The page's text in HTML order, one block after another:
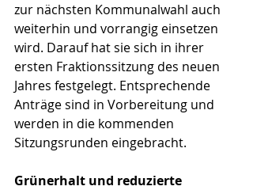
zur nächsten Kommunalwahl auch
weiterhin und vorrangig einsetzen
wird. Darauf hat sie sich in ihrer
ersten Fraktionssitzung des neuen
Jahres festgelegt. Entsprechende
Anträge sind in Vorbereitung und
werden in die kommenden
Sitzungsrunden eingebracht.
Grünerhalt und reduzierte